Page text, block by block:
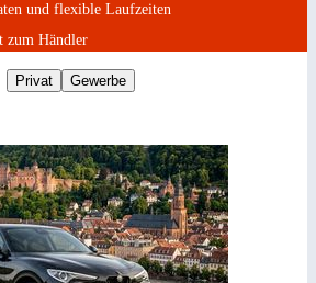
und flexible Laufzeiten
zum Händler
Privat Gewerbe